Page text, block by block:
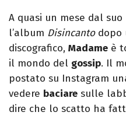
A quasi un mese dal
l’album Disincantodopo
discografico, Madame è
il mondo del gossip. Il
postato su Instagram
vedere baciare sulle
dire che lo scatto ha